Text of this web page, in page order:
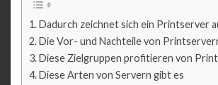
Dadurch zeichnet sich ein Printserver
Die Vor- und Nachteile von
Diese Zielgruppen profitieren von
Diese Arten von Servern gibt es